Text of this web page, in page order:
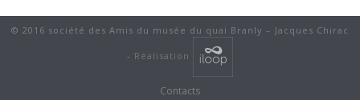
© 2016 société des Amis du musée du quai Branly – Jacques Chirac
- Réalisation
Contacts